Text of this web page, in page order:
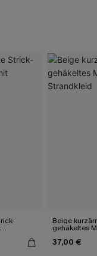
Beige
gehäkeltes
37,00 €